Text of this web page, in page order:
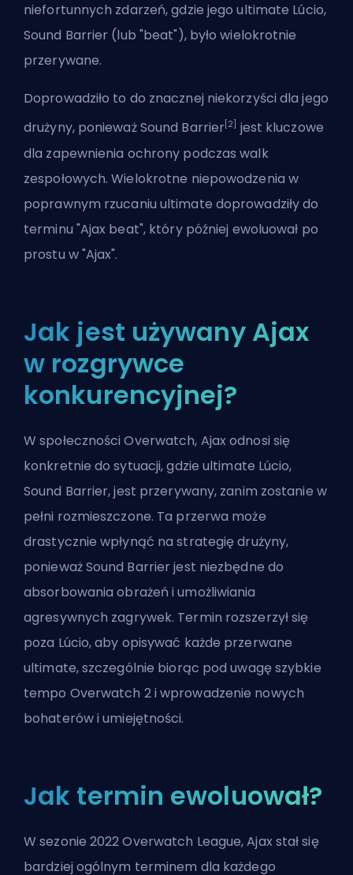
niefortunnych zdarzeń, gdzie jego ultimate Lúcio,
Sound Barrier (lub "beat"), było wielokrotnie
przerywane.
Doprowadziło to do znacznej niekorzyści dla jego
drużyny, ponieważ Sound Barrier [2]
jest kluczowe
dla zapewnienia ochrony podczas walk
zespołowych. Wielokrotne niepowodzenia w
poprawnym rzucaniu ultimate doprowadziły do
terminu "Ajax beat", który później ewoluował po
prostu w "Ajax".
Jak jest używany Ajax
w rozgrywce
konkurencyjnej?
W społeczności Overwatch, Ajax odnosi się
konkretnie do sytuacji, gdzie ultimate Lúcio,
Sound Barrier, jest przerywany, zanim zostanie w
pełni rozmieszczone. Ta przerwa może
drastycznie wpłynąć na strategię drużyny,
ponieważ Sound Barrier jest niezbędne do
absorbowania obrażeń i umożliwiania
agresywnych zagrywek. Termin rozszerzył się
poza Lúcio, aby opisywać każde przerwane
ultimate, szczególnie biorąc pod uwagę szybkie
tempo Overwatch 2 i wprowadzenie nowych
bohaterówi umiejętności.
Jak termin ewoluował?
W sezonie 2022 Overwatch League, Ajax stał się
bardziej ogólnym terminem dla każdego